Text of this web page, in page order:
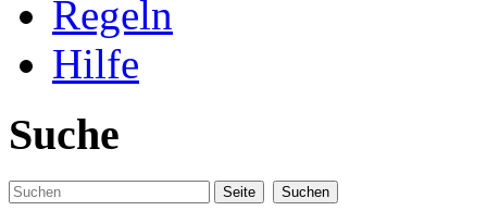
Regeln
Hilfe
Suche